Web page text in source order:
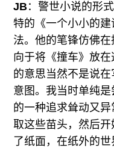
JB：警世小说的形
特的《一个小小的
法。他的笔锋仿佛
向于将《撞车》放
的意思当然不是说
意图。我当时单纯
的一种追求耸动又
取这些苗头，然后
了纸面，在纸外的